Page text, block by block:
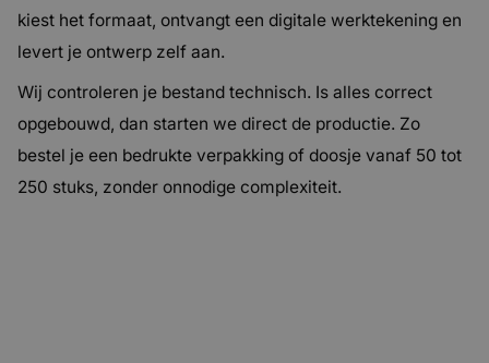
kiest het formaat, ontvangt een digitale werktekening en
levert je ontwerp zelf aan.
Wij controleren je bestand technisch. Is alles correct
opgebouwd, dan starten we direct de productie. Zo
bestel je een bedrukte verpakking of doosje vanaf 50 tot
250 stuks, zonder onnodige complexiteit.